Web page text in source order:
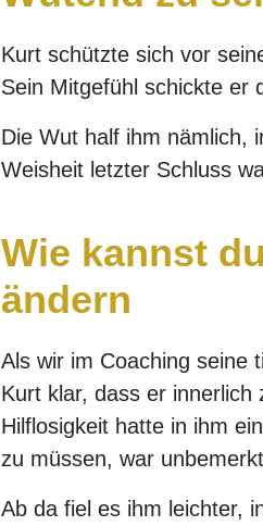
Kurt schützte sich vor
Sein Mitgefühl schickte er
Die Wut half ihm nämlich,
Weisheit letzter Schluss
Wie kannst
ändern
Als wir im Coaching seine
Kurt klar, dass er
Hilflosigkeit hatte in ihm
zu müssen, war
Ab da fiel es ihm leichter,